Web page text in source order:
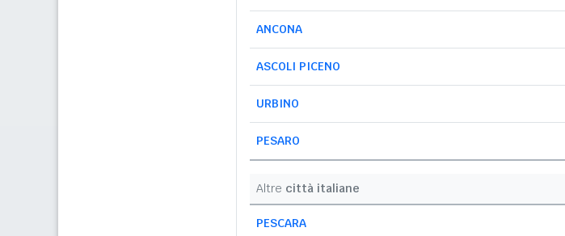
ANCONA
ASCOLI PICENO
URBINO
PESARO
Altre città italiane
PESCARA